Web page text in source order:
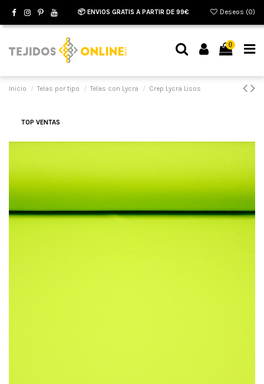
📦 ENVIOS GRATIS A PARTIR DE 99€ Deseos (0)
0
Inicio Telas por tipo Telas con Lycra Crep Lycra Lisos
TOP VENTAS